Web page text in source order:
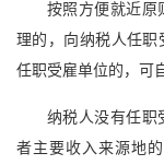
按照方便就近原
理的，向纳税人任职
任职受雇单位的，可
纳税人没有任职
者主要收入来源地